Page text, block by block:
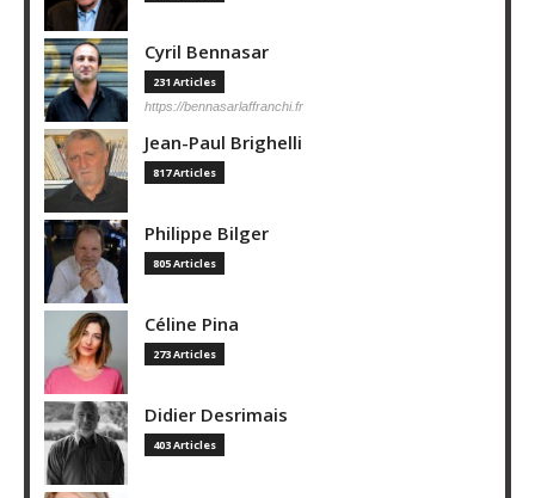
Cyril Bennasar
231 Articles
https://bennasarlaffranchi.fr
Jean-Paul Brighelli
817 Articles
Philippe Bilger
805 Articles
Céline Pina
273 Articles
Didier Desrimais
403 Articles